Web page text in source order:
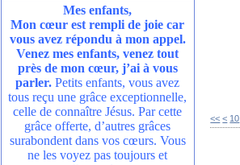
Mes enfants,
Mon cœur est rempli de joie car
vous avez répondu à mon appel.
Venez mes enfants, venez tout
près de mon cœur, j’ai à vous
parler. Petits enfants, vous avez
tous reçu une grâce exceptionnelle,
celle de connaître Jésus. Par cette
grâce offerte, d’autres grâces
surabondent dans vos cœurs. Vous
ne les voyez pas toujours et
<< < 10